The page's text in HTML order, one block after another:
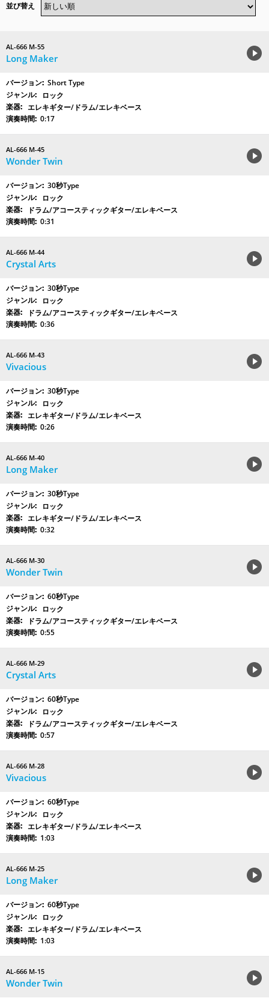
並び替え
AL-666 M-55
Long Maker
Short Type
ロック
エレキギター/ドラム/エレキベース
0:17
AL-666 M-45
Wonder Twin
30秒Type
ロック
ドラム/アコースティックギター/エレキベース
0:31
AL-666 M-44
Crystal Arts
30秒Type
ロック
ドラム/アコースティックギター/エレキベース
0:36
AL-666 M-43
Vivacious
30秒Type
ロック
エレキギター/ドラム/エレキベース
0:26
AL-666 M-40
Long Maker
30秒Type
ロック
エレキギター/ドラム/エレキベース
0:32
AL-666 M-30
Wonder Twin
60秒Type
ロック
ドラム/アコースティックギター/エレキベース
0:55
AL-666 M-29
Crystal Arts
60秒Type
ロック
ドラム/アコースティックギター/エレキベース
0:57
AL-666 M-28
Vivacious
60秒Type
ロック
エレキギター/ドラム/エレキベース
1:03
AL-666 M-25
Long Maker
60秒Type
ロック
エレキギター/ドラム/エレキベース
1:03
AL-666 M-15
Wonder Twin